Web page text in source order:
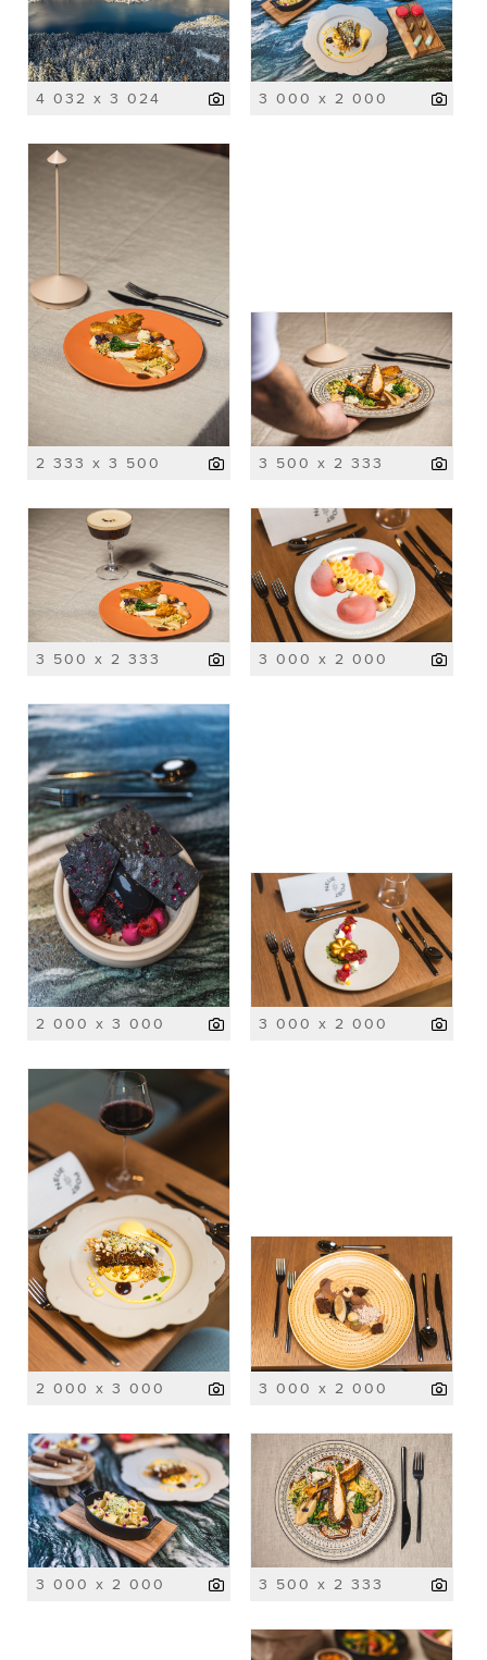
4 032 x 3 024 3 000 x 2 000
2 333 x 3 500 3 500 x 2 333
3 500 x 2 333 3 000 x 2 000
2 000 x 3 000 3 000 x 2 000
2 000 x 3 000 3 000 x 2 000
3 000 x 2 000 3 500 x 2 333